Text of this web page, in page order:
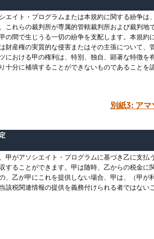
エイト・プログラムまたは本規約に関する紛争
これらの裁判所が専属的管轄裁判所および裁判
の間で生じうる一切の紛争を支配します。本規
財産権の実質的な侵害またはその主張について
における甲の権利は、特別、独自、顕著な特徴
十分に補填することができないものであることを
別紙3: ア
甲がアソシエイト・プログラムに基づき乙に支
することができます。甲は随時、乙からの税金
、乙が甲にこれを提供しない場合、甲は、（甲
該税関連情報の提供を義務付けられる者ではな